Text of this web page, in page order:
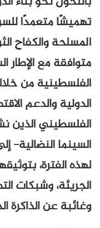
تهميشًا متعمدًا
المسلحة والكفاح
متوافقة مع
الفلسطينية من
الدولية والدعم
الفلسطيني الذين
السينما النضالية-
لهذه الفترة،
الجريئة، وشبكات
وغائبة عن الذاكرة